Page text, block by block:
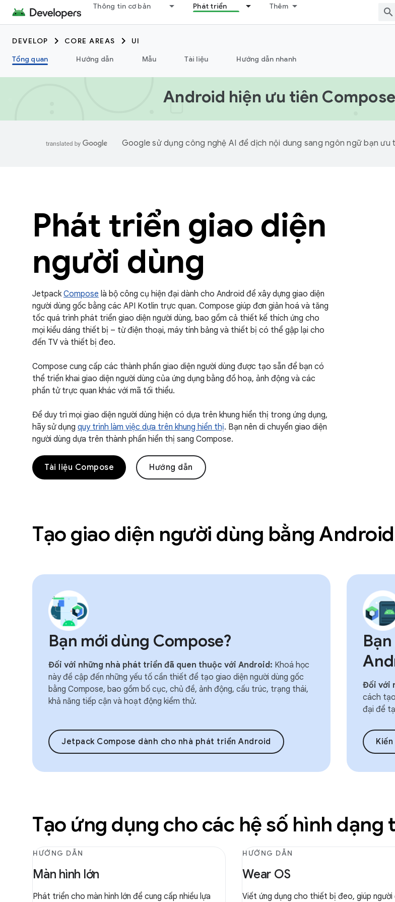
Thông tin cơ bản Phát triển Thêm
DEVELOP CORE AREAS
UI
Tổng quan
Hướng dẫn Mẫu Tài liệu Hướng dẫn nhanh
Android hiện ưu tiên
Google sử dụng công nghệ AI để dịch nội dung sang ngôn ngữ bạn ưu
Phát triển giao diện
người dùng
Jetpack Compose là bộ công cụ hiện đại dành cho Android để xây dựng giao diện
người dùng gốc bằng các API Kotlin trực quan. Compose giúp đơn giản hoá và tăng
tốc quá trình phát triển giao diện người dùng, bao gồm cả thiết kế thích ứng cho
mọi kiểu dáng thiết bị – từ điện thoại, máy tính bảng và thiết bị có thể gập lại cho
đến TV và thiết bị đeo.
Compose cung cấp các thành phần giao diện người dùng được tạo sẵn để bạn có
thể triển khai giao diện người dùng của ứng dụng bằng đồ hoạ, ảnh động và các
phần tử trực quan khác với mã tối thiểu.
Để duy trì mọi giao diện người dùng hiện có dựa trên khung hiển thị trong ứng dụng,
hãy sử dụng quy trình làm việc dựa trên khung hiển thị. Bạn nên di chuyển giao diện
người dùng dựa trên thành phần hiển thị sang Compose.
Tài liệu Compose Hướng dẫn
Tạo giao diện người dùng bằng Android
Bạn mới dùng Compose?
Đối với những nhà phát triển đã quen thuộc với Android: Khoá học
này đề cập đến những yếu tố cần thiết để tạo giao diện người dùng gốc
bằng Compose, bao gồm bố cục, chủ đề, ảnh động, cấu trúc, trạng thái,
khả năng tiếp cận và hoạt động kiểm thử.
Jetpack Compose dành cho nhà phát triển Android
Đối với
cách
đại để
Kiến
Tạo ứng dụng cho các hệ số hình dạng
HƯỚNG DẪN
Màn hình lớn
Phát triển cho màn hình lớn để cung cấp nhiều lựa
HƯỚNG DẪN
Wear OS
Viết ứng dụng cho thiết bị đeo, giúp người